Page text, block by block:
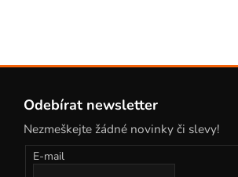
Odebírat newsletter
Nezmeškejte žádné novinky či slevy!
E-mail